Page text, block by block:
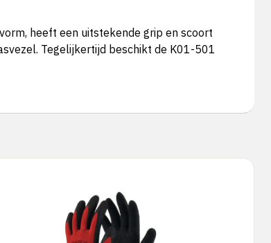
heeft een uitstekende grip en scoort
Tegelijkertijd beschikt de K01-501